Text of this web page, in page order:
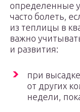
определенные
часто болеть,
из теплицы в
важно
и развития:
при
от других
недели,